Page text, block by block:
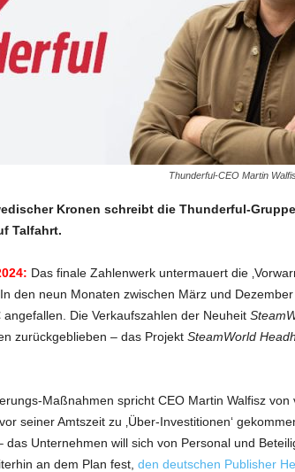
Thunderful-CEO Martin
Kronen schreibt die Thunderful-
Talfahrt.
Das finale Zahlenwerk untermauert die
den neun Monaten zwischen März und
Die Verkaufszahlen der Neuheit
zurückgeblieben – das Projekt SteamWorld
Maßnahmen spricht CEO Martin Walfisz von
seiner Amtszeit zu ‚Über-Investitionen‘
das Unternehmen will sich von Personal und
an dem Plan fest, den deutschen Publisher